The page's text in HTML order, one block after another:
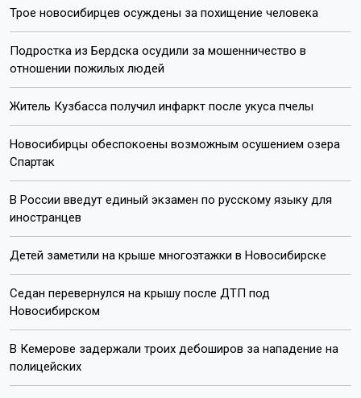
Трое новосибирцев осуждены за похищение человека
Подростка из Бердска осудили за мошенничество в
отношении пожилых людей
Житель Кузбасса получил инфаркт после укуса пчелы
Новосибирцы обеспокоены возможным осушением озера
Спартак
В России введут единый экзамен по русскому языку для
иностранцев
Детей заметили на крыше многоэтажки в Новосибирске
Седан перевернулся на крышу после ДТП под
Новосибирском
В Кемерове задержали троих дебоширов за нападение на
полицейских